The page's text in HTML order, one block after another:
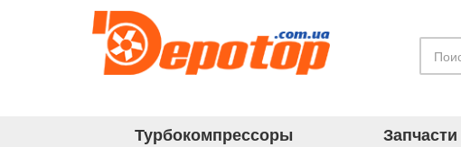
Турбокомпрессоры Запчасти